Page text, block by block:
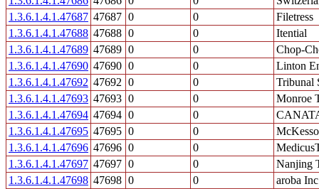
1.3.6.1.4.1.47687 47687 0 0
Filetress
1.3.6.1.4.1.47688 47688 0 0
Itential
1.3.6.1.4.1.47689 47689 0 0
Chop-
1.3.6.1.4.1.47690 47690 0 0
Linton
1.3.6.1.4.1.47692 47692 0 0
Tribunal
1.3.6.1.4.1.47693 47693 0 0
Monroe
1.3.6.1.4.1.47694 47694 0 0
1.3.6.1.4.1.47695 47695 0 0
1.3.6.1.4.1.47696 47696 0 0
1.3.6.1.4.1.47697 47697 0 0
Nanjing
1.3.6.1.4.1.47698 47698 0 0
aroba